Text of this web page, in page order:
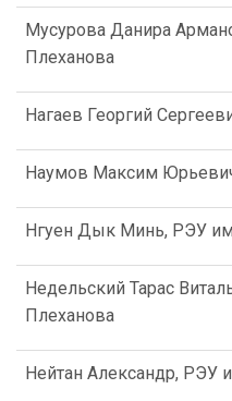
Мусурова Данира
Плеханова
Нагаев Георгий
Наумов Максим
Нгуен Дык Минь, РЭУ
Недельский Тарас
Плеханова
Нейтан Александр, РЭУ